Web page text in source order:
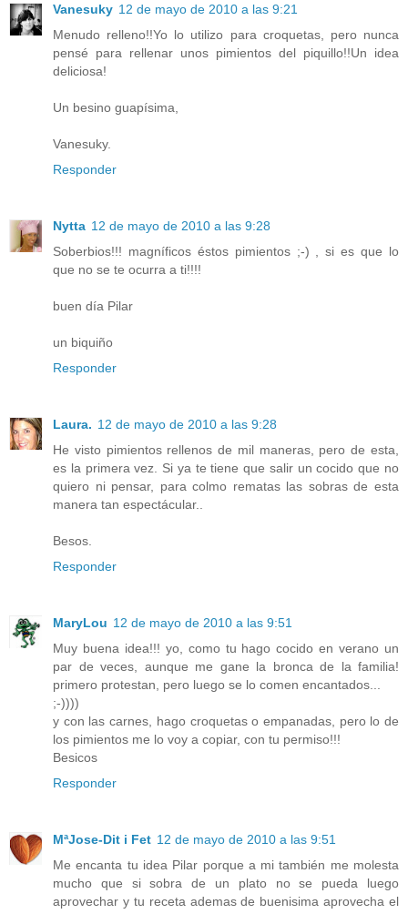
Vanesuky 12 de mayo de 2010 a las 9:21
Menudo relleno!!Yo lo utilizo para croquetas, pero nunca
pensé para rellenar unos pimientos del piquillo!!Un idea
deliciosa!
Un besino guapísima,
Vanesuky.
Responder
Nytta 12 de mayo de 2010 a las 9:28
Soberbios!!! magníficos éstos pimientos ;-) , si es que lo
que no se te ocurra a ti!!!!
buen día Pilar
un biquiño
Responder
Laura. 12 de mayo de 2010 a las 9:28
He visto pimientos rellenos de mil maneras, pero de esta,
es la primera vez. Si ya te tiene que salir un cocido que no
quiero ni pensar, para colmo rematas las sobras de esta
manera tan espectácular..
Besos.
Responder
MaryLou 12 de mayo de 2010 a las 9:51
Muy buena idea!!! yo, como tu hago cocido en verano un
par de veces, aunque me gane la bronca de la familia!
primero protestan, pero luego se lo comen encantados...
;-))))
y con las carnes, hago croquetas o empanadas, pero lo de
los pimientos me lo voy a copiar, con tu permiso!!!
Besicos
Responder
MªJose-Dit i Fet 12 de mayo de 2010 a las 9:51
Me encanta tu idea Pilar porque a mi también me molesta
mucho que si sobra de un plato no se pueda luego
aprovechar y tu receta ademas de buenisima aprovecha el